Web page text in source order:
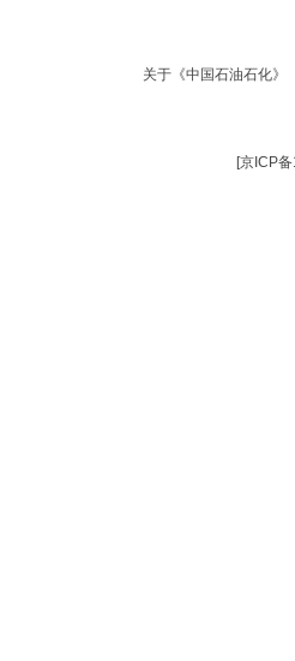
关于《中国石油石化》
[京ICP